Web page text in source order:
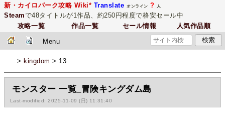
新・カイロパーク攻略 Wiki* Translate オンライン ? 人
Steamで48タイトルが1作品、約250円程度で格安セール中
攻略一覧
作品一覧 セール情報 人気作品順
Menu
> kingdom > 13
モンスター 一覧_冒険キングダム島
Last-modified: 2025-11-09 (日) 11:31:40